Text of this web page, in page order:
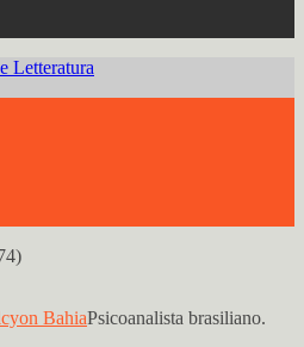
Psicoanalista brasiliano.